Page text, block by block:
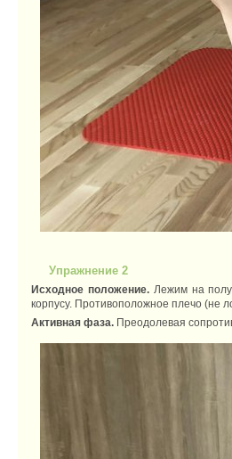
Упражнение 2
Исходное положение.Лежим на полу,
корпусу. Противоположное плечо (не
Активная фаза. Преодолевая